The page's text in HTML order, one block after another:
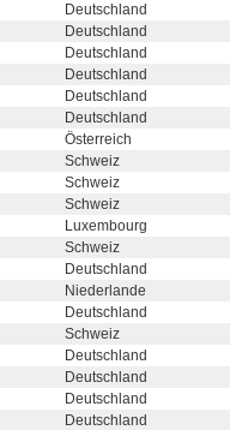
Deutschland
Deutschland
Deutschland
Deutschland
Deutschland
Deutschland
Österreich
Schweiz
Schweiz
Schweiz
Luxembourg
Schweiz
Deutschland
Niederlande
Deutschland
Schweiz
Deutschland
Deutschland
Deutschland
Deutschland